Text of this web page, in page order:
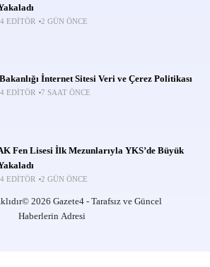
EDITÖR 2 GÜN ÖNCE
İnternet Sitesi Veri ve Çerez Politikası
EDITÖR 7 SAAT ÖNCE
Fen Lisesi İlk Mezunlarıyla YKS’de Büyük
EDITÖR 2 GÜN ÖNCE
2026 Gazete4 - Tarafsız ve Güncel
Haberlerin Adresi